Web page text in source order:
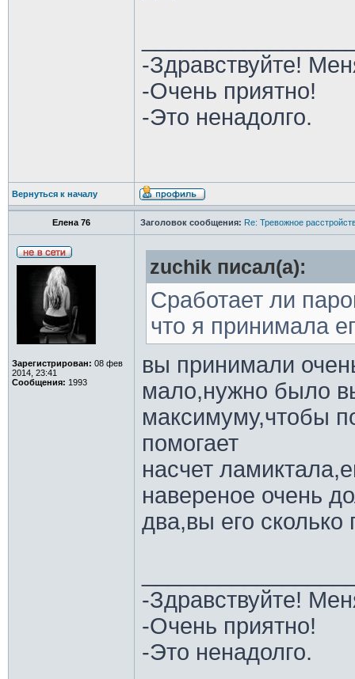
-Здравствуйте!
-Очень приятно!
-Это ненадолго.
Вернуться к началу
Елена 76 Заголовок сообщения: Re: Тревожное
Зарегистрирован: 08 фев
2014, 23:41
Сообщения: 1993
zuchik писал(а):
Сработает ли
что я принимала
вы принимали
мало,нужно было
максимуму,чтобы
помогает
насчет
навереное очень
два,вы его сколько
-Здравствуйте!
-Очень приятно!
-Это ненадолго.